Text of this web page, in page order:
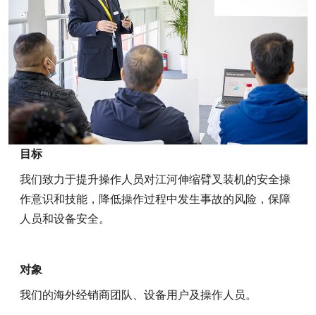
目标
我们致力于提升操作人员对江河伸缩臂叉装机的安全操
作意识和技能，降低操作过程中发生事故的风险，保障
人员和设备安全。
对象
我们的海外经销商团队、设备用户及操作人员。